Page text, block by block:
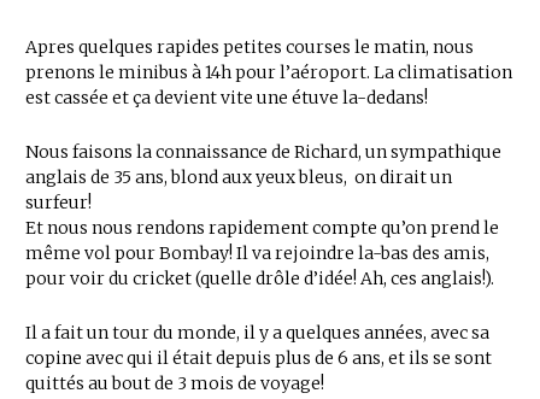
Apres quelques rapides petites courses le matin, nous
prenons le minibus à 14h pour l’aéroport. La climatisation
est cassée et ça devient vite une étuve la-dedans!
Nous faisons la connaissance de Richard, un sympathique
anglais de 35 ans, blond aux yeux bleus, on dirait un
surfeur!
Et nous nous rendons rapidement compte qu’on prend le
même vol pour Bombay! Il va rejoindre la-bas des amis,
pour voir du cricket (quelle drôle d’idée! Ah, ces anglais!).
Il a fait un tour du monde, il y a quelques années, avec sa
copine avec qui il était depuis plus de 6 ans, et ils se sont
quittés au bout de 3 mois de voyage!